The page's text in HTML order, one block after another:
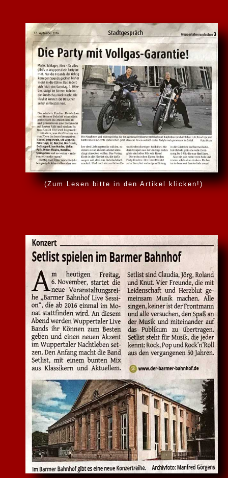
(Zum Lesen bitte in den Artikel klicken!)